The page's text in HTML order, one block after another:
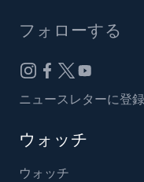
フォローする
ニュースレターに登
ウォッチ
ウォッチ